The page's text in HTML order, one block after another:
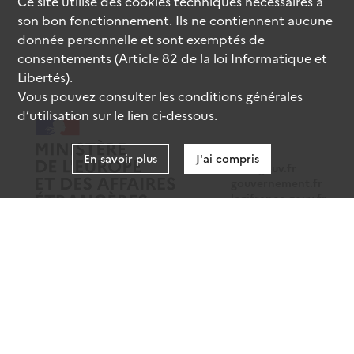
data.gouv.fr
legifrance.gouv.fr
son bon fonctionnement. Ils ne contiennent aucune
donnée personnelle et sont exemptés de
consentements (Article 82 de la loi Informatique et
Libertés).
Vous pouvez consulter les conditions générales
d’utilisation sur le lien ci-dessous.
En savoir plus J'ai compris